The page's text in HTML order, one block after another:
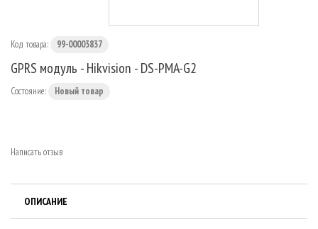
Код товара: 99-00003837
GPRS модуль - Hikvision - DS-PMA-G2
Состояние: Новый товар
Написать отзыв
ОПИСАНИЕ